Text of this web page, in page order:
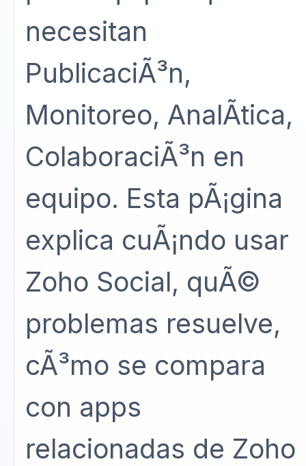
necesitan
PublicaciÃ³n,
Monitoreo, AnalÃ­tica,
ColaboraciÃ³n en
equipo. Esta pÃ¡gina
explica cuÃ¡ndo usar
Zoho Social, quÃ©
problemas resuelve,
cÃ³mo se compara
con apps
relacionadas de Zoho